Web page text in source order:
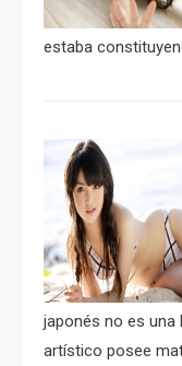
estaba
japonés no es una
artístico posee